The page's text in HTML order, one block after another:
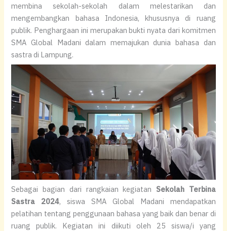
membina sekolah-sekolah dalam melestarikan dan
mengembangkan bahasa Indonesia, khususnya di ruang
publik. Penghargaan ini merupakan bukti nyata dari komitmen
SMA Global Madani dalam memajukan dunia bahasa dan
sastra di Lampung.
Sebagai bagian dari rangkaian kegiatan Sekolah Terbina
Sastra 2024, siswa SMA Global Madani mendapatkan
pelatihan tentang penggunaan bahasa yang baik dan benar di
ruang publik. Kegiatan ini diikuti oleh 25 siswa/i yang